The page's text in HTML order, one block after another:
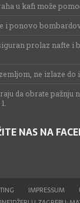
u kafi može
i ponovo
prolaz nafte i
ne izlaze do
da obrate pažnju
NAS NA
IMPRESSUM